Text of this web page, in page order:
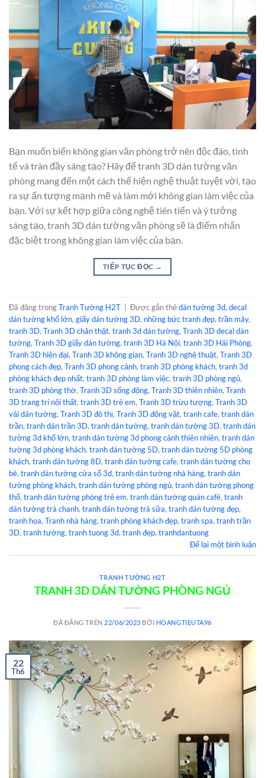
Bạn muốn biến không gian văn phòng trở nên độc đáo, tinh
tế và tràn đầy sáng tạo? Hãy để tranh 3D dán tường văn
phòng mang đến một cách thể hiện nghệ thuật tuyệt vời, tạo
ra sự ấn tượng mạnh mẽ và làm mới không gian làm việc của
bạn. Với sự kết hợp giữa công nghệ tiên tiến và ý tưởng
sáng tạo, tranh 3D dán tường văn phòng sẽ là điểm nhấn
đặc biệt trong không gian làm việc của bạn.
TIẾP TỤC ĐỌC →
Đã đăng trongTranh Tường H2T Được gắn thẻdán tường 3d, decal
dán tường khổ lớn, giấy dán tường 3D, những bức tranh đẹp, trần mây,
tranh 3D, Tranh 3D chân thật, tranh 3d dán tường, Tranh 3D decal dán
tường, Tranh 3D giấy dán tường, tranh 3D Hà Nội, tranh 3D Hải Phòng,
Tranh 3D hiện đại, Tranh 3D không gian, Tranh 3D nghệ thuật, Tranh 3D
phong cách đẹp, Tranh 3D phong cảnh, tranh 3D phòng khách, tranh 3d
phòng khách đẹp nhất, tranh 3D phòng làm việc, tranh 3D phòng ngủ,
tranh 3D phòng thờ, Tranh 3D sống động, Tranh 3D thiên nhiên, Tranh
3D trang trí nội thất, tranh 3D trẻ em, Tranh 3D trừu tượng, Tranh 3D
vải dán tường, Tranh 3D đô thị, Tranh 3D động vật, tranh cafe, tranh dán
trần, tranh dán trần 3D, tranh dán tường, tranh dán tường 3D, tranh dán
tường 3d khổ lớn, tranh dán tường 3d phong cảnh thiên nhiên, tranh dán
tường 3d phòng khách, tranh dán tường 5D, tranh dán tường 5D phòng
khách, tranh dán tường 8D, tranh dán tường cafe, tranh dán tường cho
bé, tranh dán tường cửa sổ 3d, tranh dán tường nhà hàng, tranh dán
tường phòng khách, tranh dán tường phòng ngủ, tranh dán tường phong
thổ, tranh dán tường phòng trẻ em, tranh dán tường quán café, tranh
dán tường trà chanh, tranh dán tường trà sữa, tranh dán tường đẹp,
tranh hoa, Tranh nhà hàng, tranh phòng khách đẹp, tranh spa, tranh trần
3D, tranh tường, tranh tuong 3d, tranh đẹp, tranhdantuong
Để lại một bình luận
TRANH TƯỜNG H2T
TRANH 3D DÁN TƯỜNG PHÒNG NGỦ
ĐÃ ĐĂNG TRÊN 22/06/2023 BỞI HOANGTIEUTA96
22
Th6